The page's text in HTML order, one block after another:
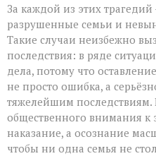
За каждой из этих трагедий
разрушенные семьи и
Такие случаи неизбежно
последствия: в ряде
дела, потому что
не просто ошибка, а
тяжелейшим последствиям.
общественного внимания к
наказание, а осознание
чтобы ни одна семья не